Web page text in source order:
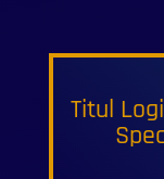
Titul